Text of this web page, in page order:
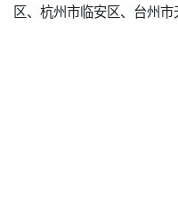
区、杭州市临安区、台州